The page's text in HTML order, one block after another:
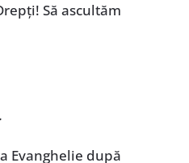
Să ascultăm
Evanghelie după